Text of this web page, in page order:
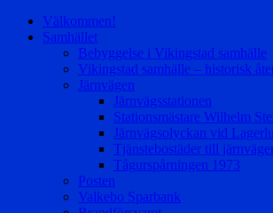
Välkommen!
Samhället
Bebyggelse i Vikingstad samhälle
Vikingstad samhälle – historisk
Järnvägen
Järnvägsstationen
Stationsmästare Wilhelm
Järnvägsolyckan vid
Tjänstebostäder till
Tågurspårningen 1973
Posten
Valkebo Sparbank